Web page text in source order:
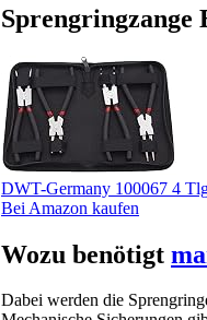
Sprengringzange
DWT-Germany 100067 4
Bei Amazon kaufen
Wozu benötigt
Dabei werden die